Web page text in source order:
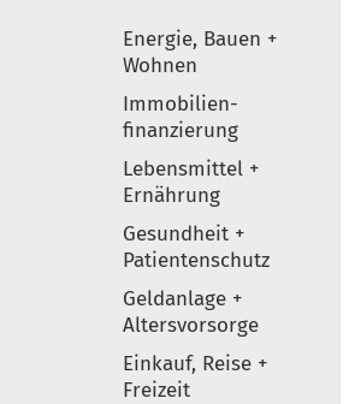
Elemente
Energie, Bauen +
Wohnen
Immobilien-
finanzierung
Lebensmittel +
Ernährung
Gesundheit +
Patientenschutz
Geldanlage +
Altersvorsorge
Einkauf, Reise +
Freizeit